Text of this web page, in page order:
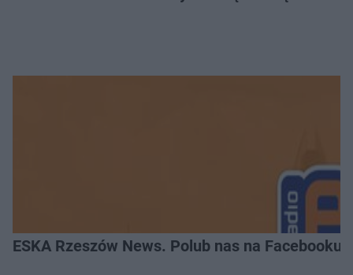
ESKA Rzeszów News. Polub nas na Facebooku!